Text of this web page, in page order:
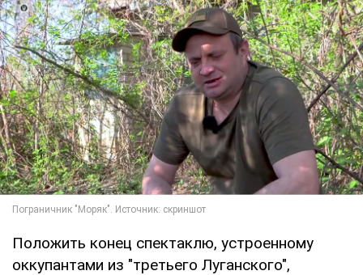
Положить конец спектаклю, устроенному
оккупантами из "третьего Луганского",